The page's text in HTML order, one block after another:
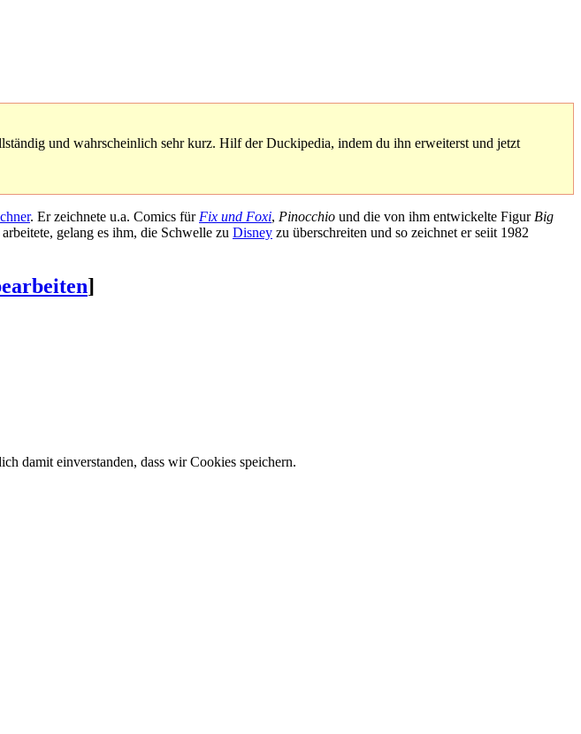
und wahrscheinlich sehr kurz. Hilf der Duckipedia, indem du ihn erweiterst und jetzt
. Er zeichnete u.a. Comics für Fix und Foxi, Pinocchio und die von ihm entwickelte Figur Big
arbeitete, gelang es ihm, die Schwelle zu Disney zu überschreiten und so zeichnet er seiit 1982
]
damit einverstanden, dass wir Cookies speichern.